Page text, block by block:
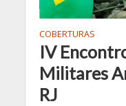
COBERTURAS
IV
Militares
RJ